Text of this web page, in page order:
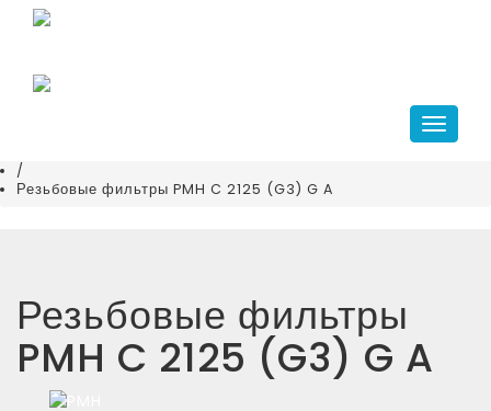
Каталог
/
Резьбовые фильтры PMH C 2125 (G3) G A
Резьбовые фильтры
PMH C 2125 (G3) G A